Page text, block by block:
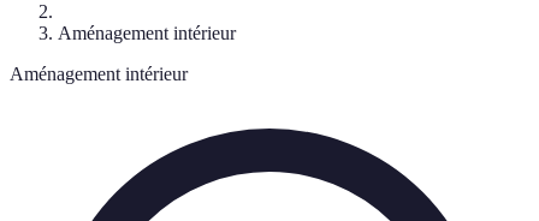
Aménagement intérieur
Aménagement intérieur